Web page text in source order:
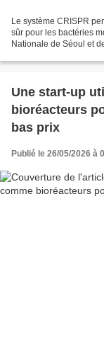
Le système CRISPR
sûr pour les bactéries
Nationale de Séoul et
Une start-up
bioréacteurs
bas prix
Publié le 26/05/2026 à